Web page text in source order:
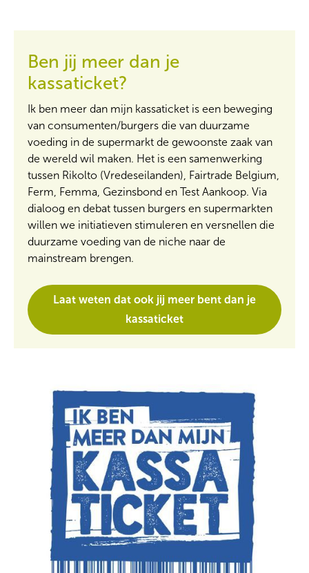
Ben jij meer dan je
kassaticket?
Ik ben meer dan mijn kassaticket is een beweging
van consumenten/burgers die van duurzame
voeding in de supermarkt de gewoonste zaak van
de wereld wil maken. Het is een samenwerking
tussen Rikolto (Vredeseilanden), Fairtrade Belgium,
Ferm, Femma, Gezinsbond en Test Aankoop. Via
dialoog en debat tussen burgers en supermarkten
willen we initiatieven stimuleren en versnellen die
duurzame voeding van de niche naar de
mainstream brengen.
Laat weten dat ook jij meer bent dan je
kassaticket